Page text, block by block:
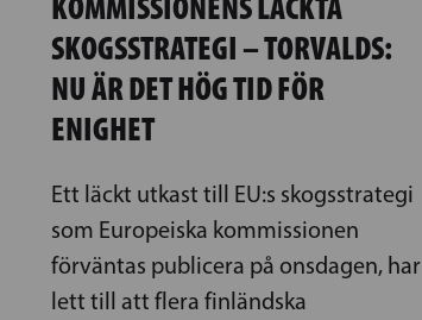
SKOGSSTRATEGI – TORVALDS:
NU ÄR DET HÖG TID FÖR
ENIGHET
Ett läckt utkast till EU:s skogsstrategi
som Europeiska kommissionen
förväntas publicera på onsdagen, har
lett till att flera finländska